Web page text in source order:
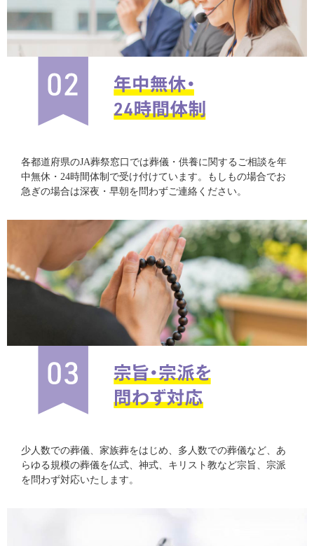
各都道府県のJA葬祭窓口では葬儀・供養に関するご相談を年
中無休・24時間体制で受け付けています。もしもの場合でお
急ぎの場合は深夜・早朝を問わずご連絡ください。
少人数での葬儀、家族葬をはじめ、多人数での葬儀など、あ
らゆる規模の葬儀を仏式、神式、キリスト教など宗旨、宗派
を問わず対応いたします。